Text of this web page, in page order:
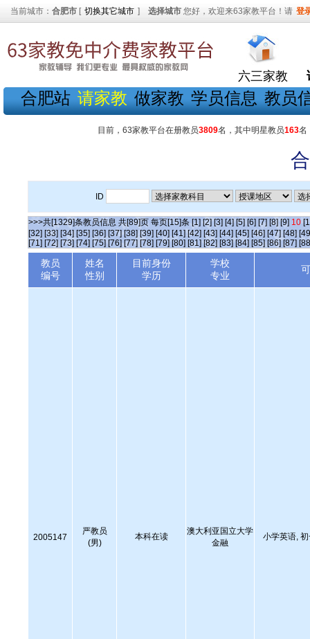
当前城市： 合肥市 [ 切换其它城市 ] 选择城市 您好，欢迎来63家教平台！请 登
六三家教
合肥站 请家教 做家教 学员信息 教员
目前，63家教平台在册教员3809名，其中明星教员163名
ID
>>>共[1329]条教员信息 共[89]页 每页[15]条 [1] [2] [3] [4] [5] [6] [7] [8] [9] 10
[32] [33] [34] [35] [36] [37] [38] [39] [40] [41] [42] [43] [44] [45] [46] [47] [48]
[71] [72] [73] [74] [75] [76] [77] [78] [79] [80] [81] [82] [83] [84] [85] [86] [87]
教员
编号
姓名
性别
目前身份
学历
学校
专业
2005147
严教员
(男)
本科在读
澳大利亚国立大学
金融
小学英语,